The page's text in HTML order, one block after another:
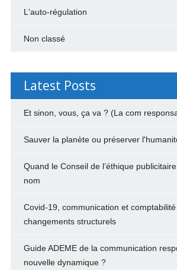
L'auto-régulation
Non classé
Latest Posts
Et sinon, vous, ça va ? (La com
Sauver la planète ou préserver
Quand le Conseil de l’éthique
nom
Covid-19, communication et
changements structurels
Guide ADEME de la communication
nouvelle dynamique ?